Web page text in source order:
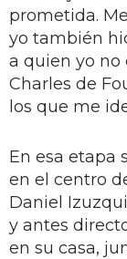
prometida.
yo también
a quien yo no
Charles de
los que me
En esa etapa
en el centro
Daniel
y antes
en su casa,